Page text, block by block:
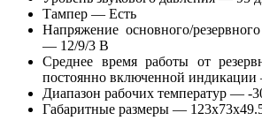
Тампер — Есть
Напряжение основного/
— 12/9/3 В
Среднее время работы от
постоянно включенной индикации
Диапазон рабочих температур — -
Габаритные размеры —